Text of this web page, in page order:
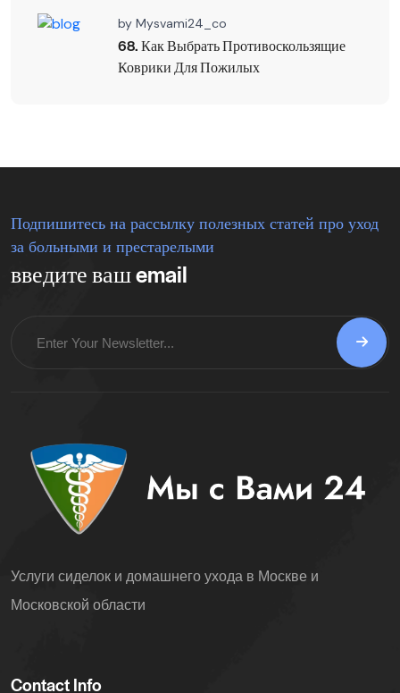
by Mysvami24_co
68. Как Выбрать Противоскользящие
Коврики Для Пожилых
Подпишитесь на рассылку полезных статей про уход
за больными и престарелыми
введите ваш email
Услуги сиделок и домашнего ухода в Москве и
Московской области
Contact Info